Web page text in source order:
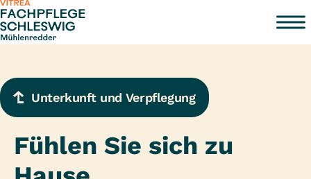
Zum Inhalt springen
Unterkunft und Verpflegung
Fühlen Sie sich zu